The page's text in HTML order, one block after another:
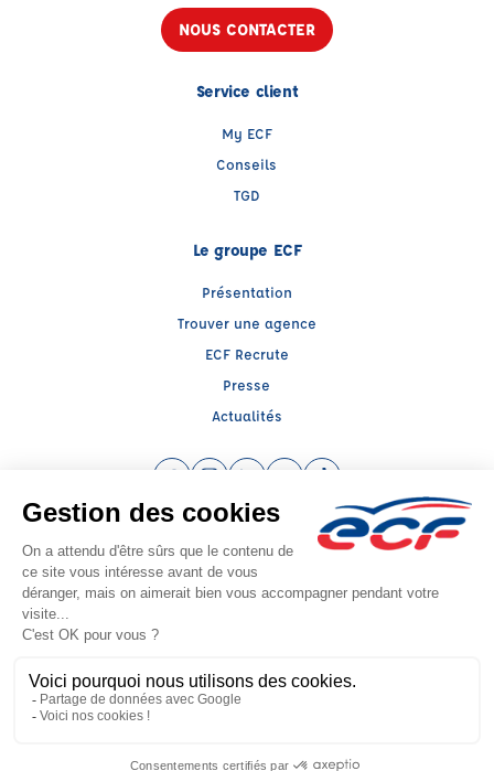
NOUS CONTACTER
Service client
My ECF
Conseils
TGD
Le groupe ECF
Présentation
Trouver une agence
ECF Recrute
Presse
Actualités
Instagram (nouvelle fenêtre)
LinkedIn (nouvelle fenêtre)
YouTube (nouvelle fenêtre)
TikTok (nouvelle
Raison sociale : ENT CORBISEZ JEAN MICHEL - Capital social: 0€
SIREN: 350710786 - Numéro de TVA intracommunautaire: FR 45 350710786
Agrément n°E1506200120
Siège social : 75, Rue Carnot , LEFOREST (62790) - Représentant légal : Jean